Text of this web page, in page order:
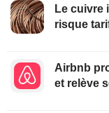
Le cuivre
risque
Airbnb
et relève